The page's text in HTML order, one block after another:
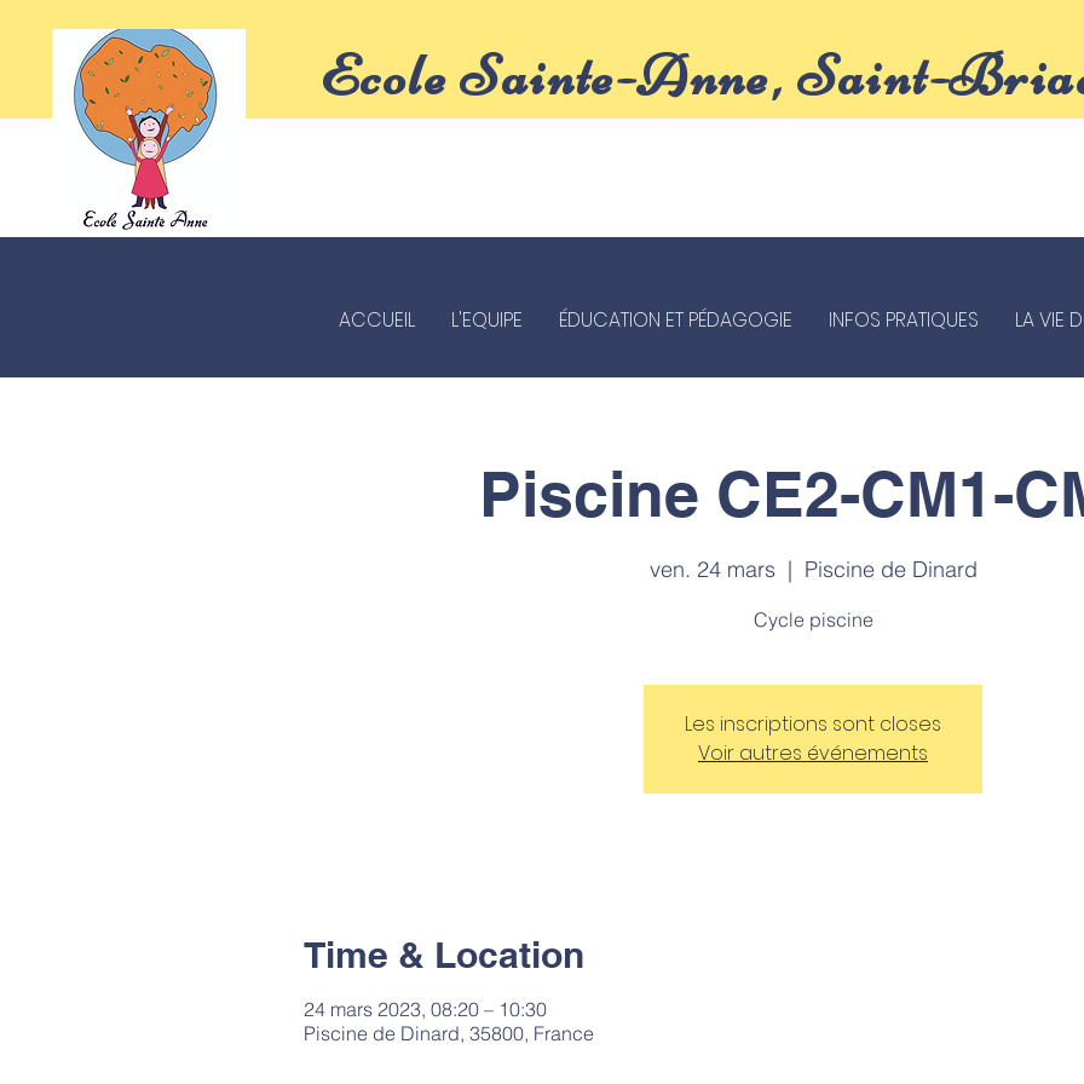
Ecole Sainte-Anne, Saint-
ACCUEIL L'EQUIPE ÉDUCATION ET PÉDAGOGIE INFOS PRATIQUES LA VIE
Piscine CE2-CM1-
ven. 24 mars
  |
Piscine de Dinard
Cycle piscine
Les inscriptions sont closes
Voir autres événements
Time & Location
24 mars 2023, 08:20 – 10:30
Piscine de Dinard, 35800, France